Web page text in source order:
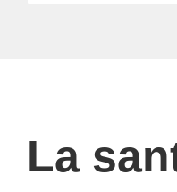
La